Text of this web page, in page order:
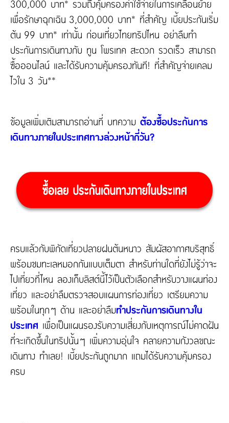
300,000 บาท* รวมถึงคุ้มครองค่าใช้จ่ายในการเคลื่อนย้าย
เพื่อรักษาฉุกเฉิน 3,000,000 บาท* ที่สำคัญ เบี้ยประกันเริ่ม
ต้น 99 บาท* เท่านั้น ก่อนเที่ยวไทยทริปไหน อย่าลืมทำ
ประกันการเดินทางกับ ทูน โพรเทค สะดวก รวดเร็ว สามารถ
ซื้อออนไลน์ และได้รับความคุ้มครองทันที! ที่สำคัญจ่ายเคลม
ไวใน 3 วัน**
ข้อมูลเพิ่มเติมสามารถอ่านที่ บทความ ต้องซื้อประกันการ
เดินทางภายในประเทศทางล่วงหน้ากี่วัน?
ครบแล้วกับพิกัดเที่ยวปลายฝนต้นหนาว สัมผัสอากาศบริสุทธิ์
พร้อมชมทะเลหมอกกันแบบเต็มตา สำหรับท่านใดที่ยังไม่รู้ว่าจะ
ไปเที่ยวที่ไหน ลองเก็บลิสต์นี้ไว้เป็นตัวเลือกสำหรับวางแผนท่อง
เที่ยว และอย่าลืมตรวจสอบแผนการท่องเที่ยว เตรียมความ
พร้อมในทุกๆ ด้าน และอย่าลืมทำประกันการเดินทางใน
ประเทศ เพื่อเป็นแผนรองรับความเสี่ยงกับเหตุการณ์ไม่คาดฝัน
ที่จะเกิดขึ้นในทริปนั้นๆ เพิ่มความอุ่นใจ คลายความกังวลขณะ
เดินทาง ทำเลย! เบี้ยประกันถูกมาก แถมได้รับความคุ้มครอง
ครบ